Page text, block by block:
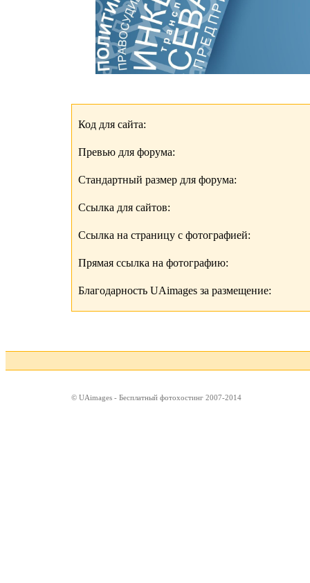
Код для сайта:
Превью для форума:
Стандартный размер для форума:
Ссылка для сайтов:
Ссылка на страницу с фотографией:
Прямая ссылка на фотографию:
Благодарность UAimages за размещение:
© UAimages - Бесплатный фотохостинг 2007-2014